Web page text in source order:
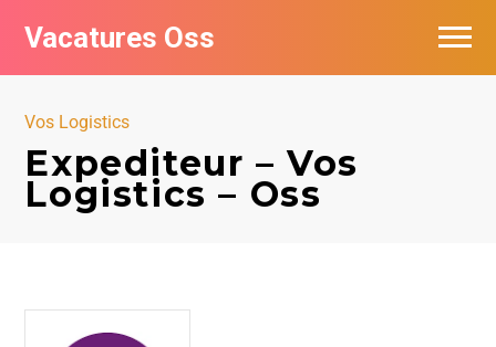
Vacatures Oss
Vos Logistics
Expediteur – Vos
Logistics – Oss